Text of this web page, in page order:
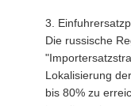
3.
Die russische
Lokalisierung
bis 80% zu